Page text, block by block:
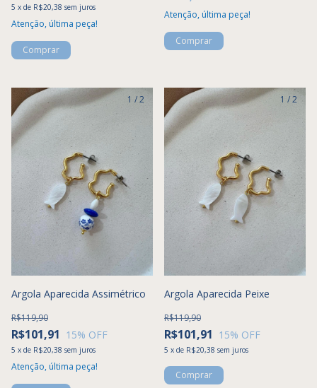
5 x de R$20,38 sem juros
Atenção, última peça!
Atenção, última peça!
1 /2
Argola Aparecida Assimétrico
R$101,91
R$119,90
15% OFF
5 x de R$20,38 sem juros
Atenção, última peça!
1 /2
Argola Aparecida Peixe
R$101,91
R$119,90
15% OFF
5 x de R$20,38 sem juros